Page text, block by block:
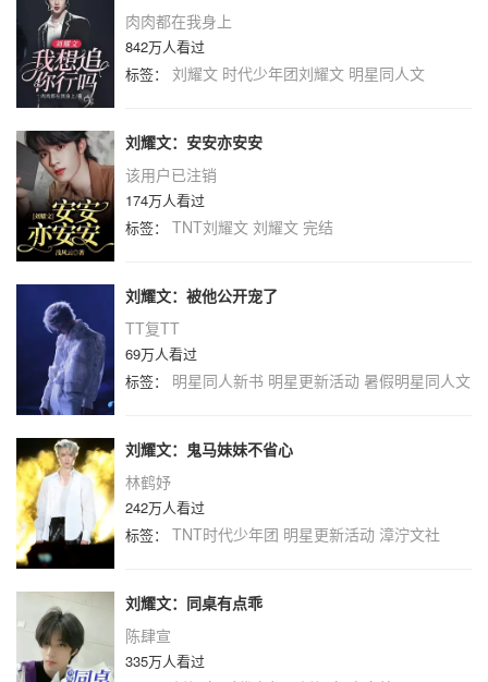
肉肉都在我身上
842万人看过
标签： 刘耀文 时代少年团刘耀文 明星同人文
刘耀文：安安亦安安
该用户已注销
174万人看过
标签： TNT刘耀文 刘耀文 完结
刘耀文：被他公开宠了
TT复TT
69万人看过
标签： 明星同人新书 明星更新活动 暑假明星同人文
刘耀文：鬼马妹妹不省心
林鹤妤
242万人看过
标签： TNT时代少年团 明星更新活动 漳泞文社
刘耀文：同桌有点乖
陈肆宣
335万人看过